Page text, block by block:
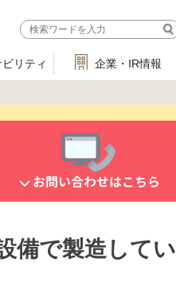
リティ 企業・IR情報
お問い合わせはこちら
備で製造してい